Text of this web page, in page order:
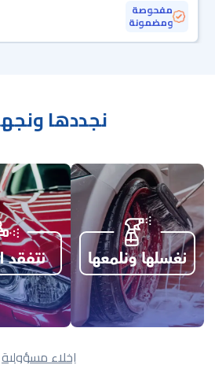
مفحوصة
ومضمونة
نجددها
إخلاء مسؤولية